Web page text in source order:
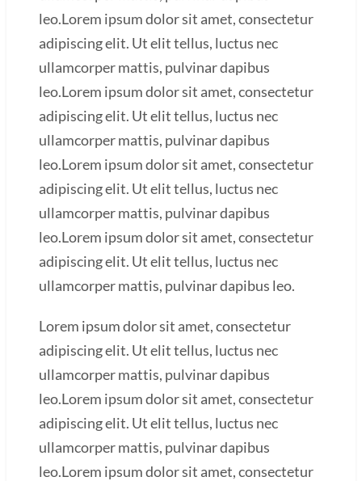
leo.Lorem ipsum dolor sit amet, consectetur
adipiscing elit. Ut elit tellus, luctus nec
ullamcorper mattis, pulvinar dapibus
leo.Lorem ipsum dolor sit amet, consectetur
adipiscing elit. Ut elit tellus, luctus nec
ullamcorper mattis, pulvinar dapibus
leo.Lorem ipsum dolor sit amet, consectetur
adipiscing elit. Ut elit tellus, luctus nec
ullamcorper mattis, pulvinar dapibus
leo.Lorem ipsum dolor sit amet, consectetur
adipiscing elit. Ut elit tellus, luctus nec
ullamcorper mattis, pulvinar dapibus leo.
Lorem ipsum dolor sit amet, consectetur
adipiscing elit. Ut elit tellus, luctus nec
ullamcorper mattis, pulvinar dapibus
leo.Lorem ipsum dolor sit amet, consectetur
adipiscing elit. Ut elit tellus, luctus nec
ullamcorper mattis, pulvinar dapibus
leo.Lorem ipsum dolor sit amet, consectetur